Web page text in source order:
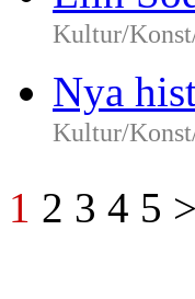
Kultur/
Nya
Kultur/
1 2 3 4 5 >